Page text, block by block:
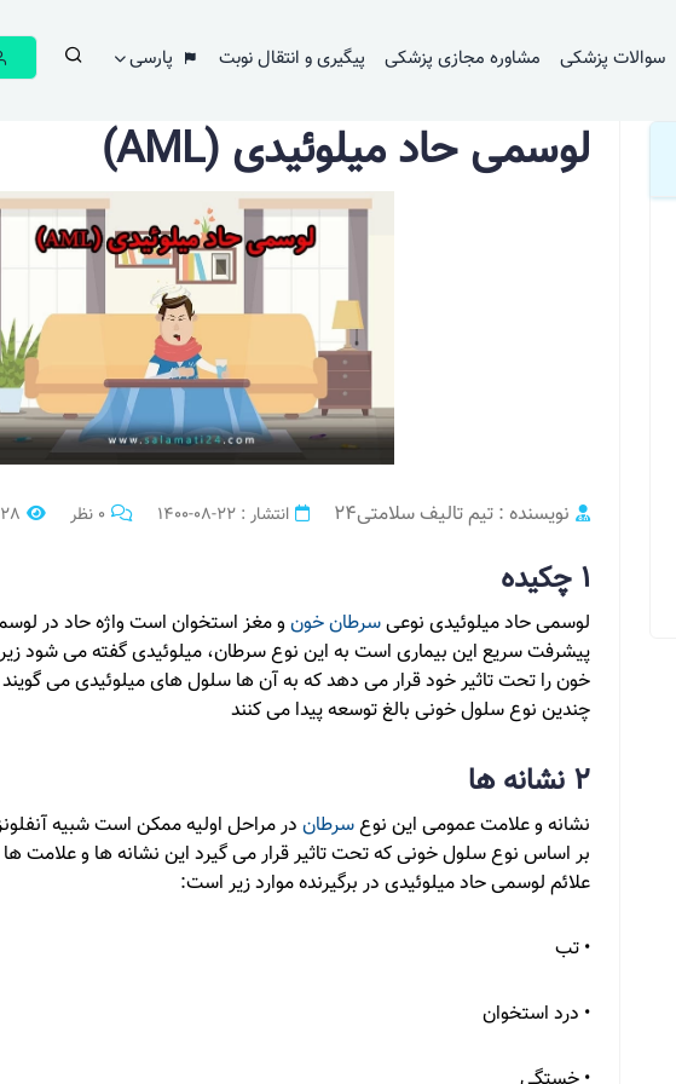
سوالات پزشکی مشاوره مجازی پزشکی پیگیری و انتقال نوبت پارسی
لوسمی حاد میلوئیدی (AML)
نویسنده : تیم تالیف سلامتی24 انتشار : 22-08-1400 0 نظر
1 چکیده
لوسمی حاد میلوئیدی نوعیسرطان خون و مغز استخوان است واژه حاد در
پیشرفت سریع این بیماری است به این نوع سرطان، میلوئیدی گفته می شود
خون را تحت تاثیر خود قرار می دهد که به آن ها سلول های میلوئیدی می
چندین نوع سلول خونی بالغ توسعه پیدا می کنند
2 نشانه ها
نشانه و علامت عمومی این نوعسرطاندر مراحل اولیه ممکن است شبیه
بر اساس نوع سلول خونی که تحت تاثیر قرار می گیرد این نشانه ها و علامت ها
علائم لوسمی حاد میلوئیدی در برگیرنده موارد زیر است:
• تب
• درد استخوان